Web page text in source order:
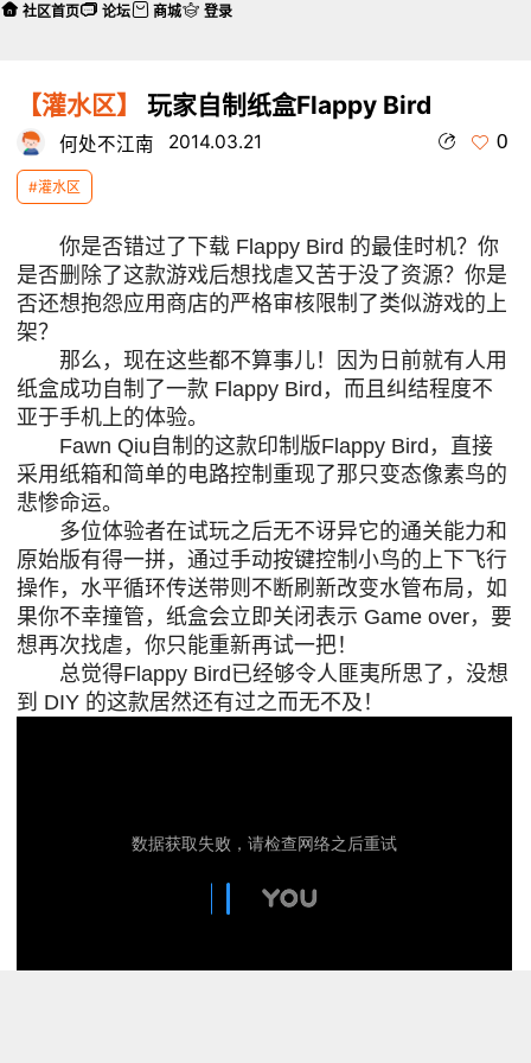
【灌水区】 玩家自制纸盒Flappy Bird
何处不江南 2014.03.21 0
#灌水区
你是否错过了下载 Flappy Bird 的最佳时机？你
是否删除了这款游戏后想找虐又苦于没了资源？你是
否还想抱怨应用商店的严格审核限制了类似游戏的上
架？
那么，现在这些都不算事儿！因为日前就有人用
纸盒成功自制了一款 Flappy Bird，而且纠结程度不
亚于手机上的体验。
Fawn Qiu自制的这款印制版Flappy Bird，直接
采用纸箱和简单的电路控制重现了那只变态像素鸟的
悲惨命运。
多位体验者在试玩之后无不讶异它的通关能力和
原始版有得一拼，通过手动按键控制小鸟的上下飞行
操作，水平循环传送带则不断刷新改变水管布局，如
果你不幸撞管，纸盒会立即关闭表示 Game over，要
想再次找虐，你只能重新再试一把！
总觉得Flappy Bird已经够令人匪夷所思了，没想
到 DIY 的这款居然还有过之而无不及！
社区首页 论坛 商城 登录